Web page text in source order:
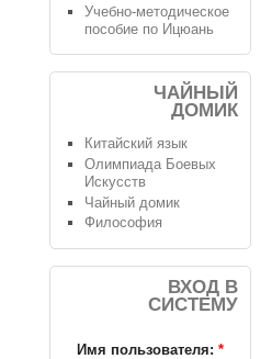
Учебно-методическое
пособие по Ицюань
ЧАЙНЫЙ
ДОМИК
Китайский язык
Олимпиада Боевых
Искусств
Чайный домик
Философия
ВХОД В
СИСТЕМУ
Имя пользователя: *